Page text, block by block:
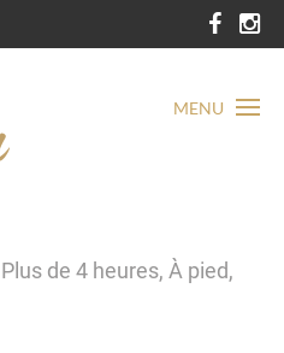
MENU
de 4 heures, À pied,